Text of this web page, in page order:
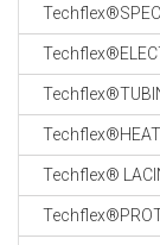
Techflex®